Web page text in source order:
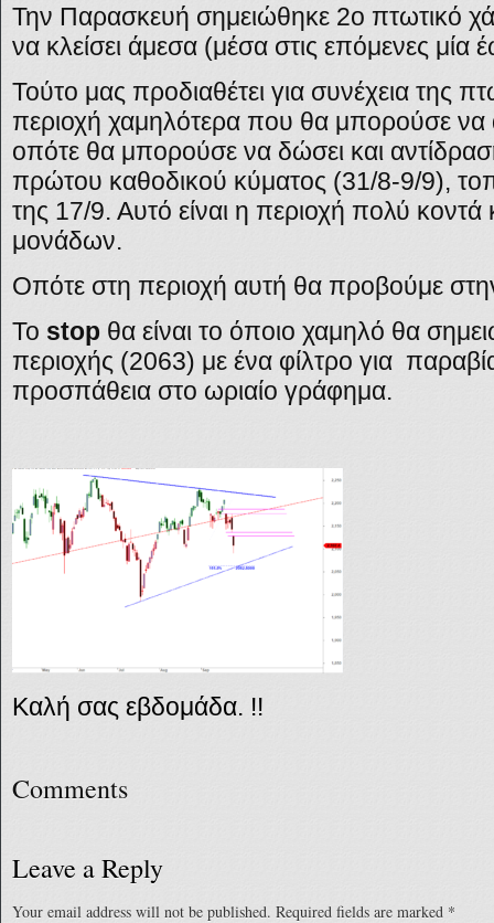
Την Παρασκευή σημειώθηκε 2ο πτωτικό
να κλείσει άμεσα (μέσα στις επόμενες μία
Τούτο μας προδιαθέτει για συνέχεια της
περιοχή χαμηλότερα που θα μπορούσε να
οπότε θα μπορούσε να δώσει και
πρώτου καθοδικού κύματος (31/8-9/9),
της 17/9. Αυτό είναι η περιοχή πολύ κοντά
μονάδων.
Οπότε στη περιοχή αυτή θα προβούμε
Το stop θα είναι το όποιο χαμηλό θα
περιοχής (2063) με ένα φίλτρο για
προσπάθεια στο ωριαίο γράφημα.
Καλή σας εβδομάδα. !!
Comments
Leave a Reply
Your email address will not be published. Required fields are marked *